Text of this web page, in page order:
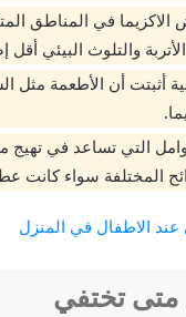
الاكزيما في المناطق
والتلوث البيئي
أثبتت أن الأطعمة مثل
التي تساعد في تهيج
المختلفة سواء كانت
عند الاطفال في المنزل
متى تختفي